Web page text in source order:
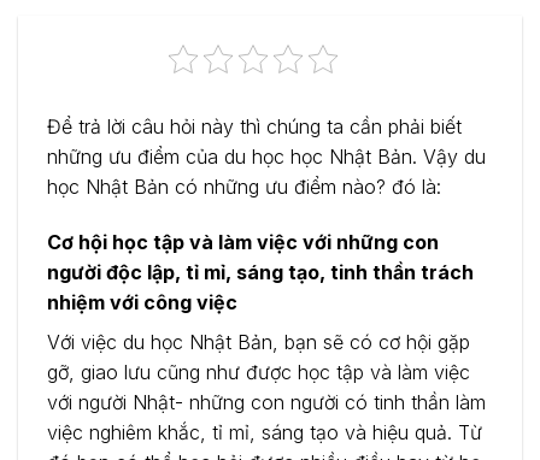
Để trả lời câu hỏi này thì chúng ta cần phải biết
những ưu điểm của du học học Nhật Bản. Vậy du
học Nhật Bản có những ưu điểm nào? đó là:
Cơ hội học tập và làm việc với những con
người độc lập, tỉ mỉ, sáng tạo, tinh thần trách
nhiệm với công việc
Với việc du học Nhật Bản, bạn sẽ có cơ hội gặp
gỡ, giao lưu cũng như được học tập và làm việc
với người Nhật- những con người có tinh thần làm
việc nghiêm khắc, tỉ mỉ, sáng tạo và hiệu quả. Từ